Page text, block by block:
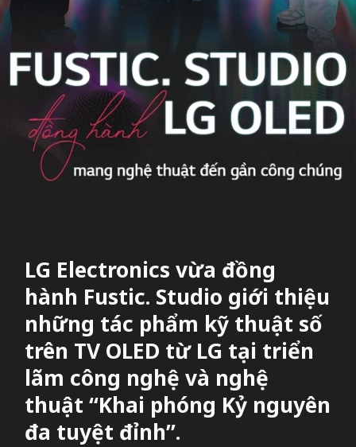
LG Electronics vừa đồng
hành Fustic. Studio giới thiệu
những tác phẩm kỹ thuật số
trên TV OLED từ LG tại triển
lãm công nghệ và nghệ
thuật “Khai phóng Kỷ nguyên
đa tuyệt đỉnh”.